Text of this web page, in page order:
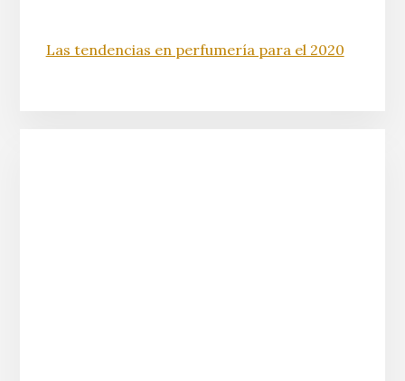
Las tendencias en perfumería para el 2020